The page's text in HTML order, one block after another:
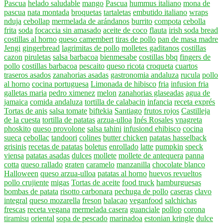
Pascua helado saludable mango Pascua hummus italiano mona de
pascua nata montada broquetas tartaletas embutido italiano wraps
nduja cebollap mermelada de arándanos burrito compota cebolla
frita soda focaccia sin amasado aceite de coco flauta irish soda bread
costillas al horno queso camembert tiras de pollo pan de masa madre
Jengi gingerbread lagrimitas de pollo molletes gaditanos costillas
cazon piruletas salsa barbacoa bienmesabe costillas bbq fingers de
pollo costillas barbacoa pescaito queso ricota croqueta cuartos
traseros asados zanahorias asadas gastronomia andaluza rucula pollo
al horno cocina portuguesa Limonada de hibisco fria infusion fria
galletas maria pedro ximenez melon zanahorias glaseadas agua de
jamaica comida andaluza tortilla de calabacin infancia receta exprés
Tortas de anis salsa tomate biftekia Santiago frutos rojos Castilleja
de la cuesta tortilla de patatas arzua-ulloa Inés Rosales vnagreta
phoskito queso provolone salsa tahini infusiond ehibisco cocina
sueca cebollac tandoori colines butter chicken patatas hasselback
grisinis recetas de patatas boletus enrollado latte pumpkin speck
viensa patatas asadas dulces mollete mollete de antequera panna
cotta queso rallado graten caramelo manzanilla chocolate blanco
Halloween queso arzua-ulloa patatas al horno huevos revueltos
pollo crujiente migas Tortas de aceite food truck hamburguesas
bombas de patata risotto carbonara pechuga de pollo caseras clavo
integral queso mozarella freson balacao veganfood salchichas
frescas receta vegana mermelada casera guanciale pollop corona
tiramisu oriental sopa de pescado marinadoa estonian kringle dulce